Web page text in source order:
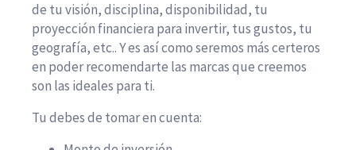
de tu visión, disciplina, disponibilidad, tu
proyección financiera para invertir, tus gustos, tu
geografía, etc.. Y es así como seremos más certeros
en poder recomendarte las marcas que creemos
son las ideales para ti.
Tu debes de tomar en cuenta: